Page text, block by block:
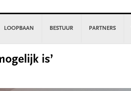
LOOPBAAN BESTUUR PARTNERS
is’